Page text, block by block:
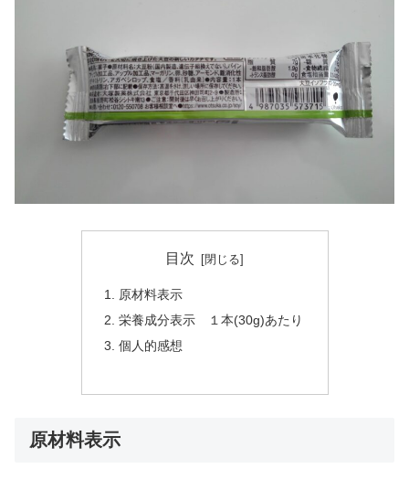
目次
原材料表示
栄養成分表示 １本(30g)あたり
個人的感想
原材料表示